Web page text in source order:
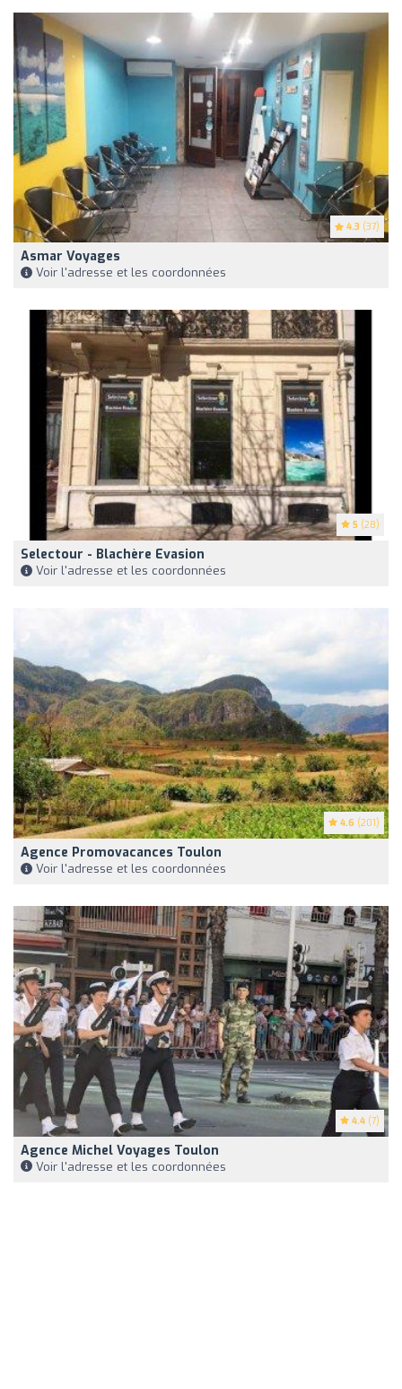
4.3 (37)
Asmar Voyages
Voir l'adresse et les coordonnées
5 (28)
Selectour - Blachère Evasion
Voir l'adresse et les coordonnées
4.6 (201)
Agence Promovacances Toulon
Voir l'adresse et les coordonnées
4.4 (7)
Agence Michel Voyages Toulon
Voir l'adresse et les coordonnées